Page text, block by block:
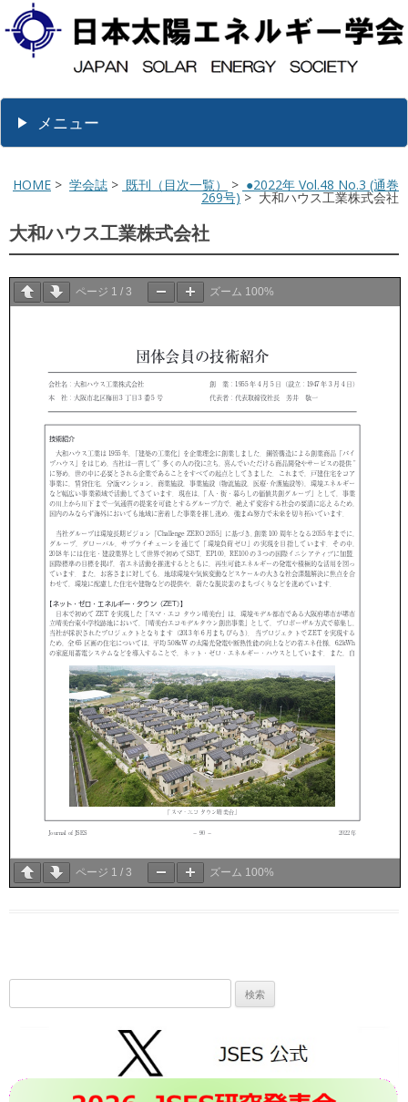
メニュー
HOME > 学会誌 > 既刊（目次一覧） > ●2022年 Vol.48 No.3 (通巻
269号) > 大和ハウス工業株式会社
大和ハウス工業株式会社
ページ 1 / 3 ズーム 100%
ページ 1 / 3 ズーム 100%
索: